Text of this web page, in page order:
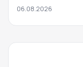
06.08.2026